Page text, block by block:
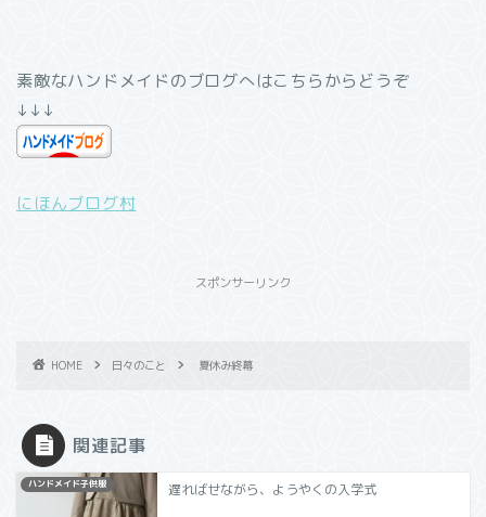
素敵なハンドメイドのブログへはこちらからどうぞ
↓↓↓
にほんブログ村
スポンサーリンク
HOME 日々のこと 夏休み終幕
関連記事
ハンドメイド子供服 遅ればせながら、ようやくの入学式